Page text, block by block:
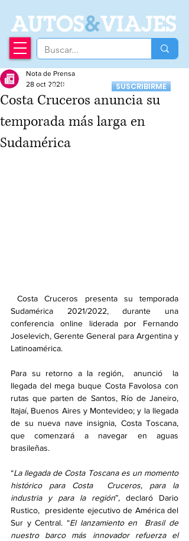
AUTOS&VIAJES
Recibí nuestro
Newsletter
SUSCRIBIRME
Costa Cruceros anuncia su
temporada más larga en
Sudamérica
Nota de Prensa
28 oct 2020
Costa Cruceros presenta su temporada
Sudamérica 2021/2022, durante una
conferencia online liderada por Fernando
Joselevich, Gerente General para Argentina y
Latinoamérica.
Para su retorno a la región,  anunció  la
llegada del mega buque Costa Favolosa con
rutas que parten de Santos, Río de Janeiro,
Itajaí, Buenos Aires y Montevideo; y la llegada
de su nueva nave insignia, Costa Toscana,
que comenzará a navegar en aguas
brasileñas.
“La llegada de Costa Toscana es un momento
histórico para Costa  Cruceros, para la
industria y para la región”, declaró Dario
Rustico,  presidente ejecutivo de América del
Sur y Central. “El lanzamiento en  Brasil de
nuestro barco más innovador refuerza el